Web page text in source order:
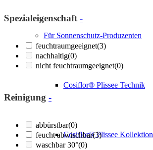
Für Sonnenschutz-Produzenten
Cosiflor® Plissee Technik
Cosiflor® Plissee Kollektion
Spezialeigenschaft -
feuchtraumgeeignet(3)
nachhaltig(0)
nicht feuchtraumgeeignet(0)
Reinigung -
abbürstbar(0)
feucht abwischbar(3)
waschbar 30°(0)